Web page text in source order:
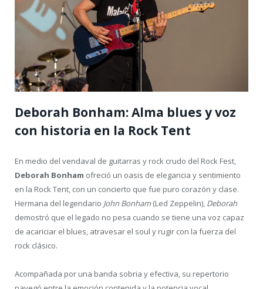
Deborah Bonham: Alma blues y voz
con historia en la Rock Tent
En medio del vendaval de guitarras y rock crudo del Rock Fest,
Deborah Bonham ofreció un oasis de elegancia y sentimiento
en la Rock Tent, con un concierto que fue puro corazón y clase.
Hermana del legendario John Bonham(Led Zeppelin), Deborah
demostró que el legado no pesa cuando se tiene una voz capaz
de acariciar el blues, atravesar el soul y rugir con la fuerza del
rock clásico.
Acompañada por una banda sobria y efectiva, su repertorio